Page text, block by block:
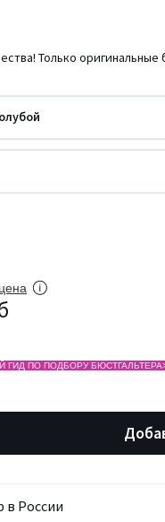
Только
ГИД ПО ПОДБОРУ
в России